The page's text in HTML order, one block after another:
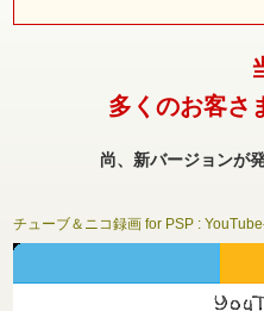
多くのお客さ
尚、新バージョンが
チューブ＆ニコ録画 for PSP :